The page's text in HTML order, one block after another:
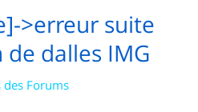
>erreur suite
dalles IMG
Forums